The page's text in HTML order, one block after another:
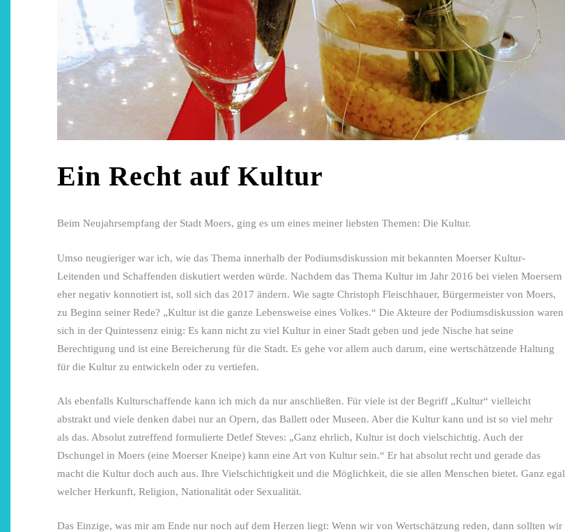
Restsommer - Kea von
Garnier
Ein Recht auf Kultur
Beim Neujahrsempfang der Stadt Moers, ging es um eines meiner liebsten Themen: Die Kultur.
Umso neugieriger war ich, wie das Thema innerhalb der Podiumsdiskussion mit bekannten Moerser Kultur-
Leitenden und Schaffenden diskutiert werden würde. Nachdem das Thema Kultur im Jahr 2016 bei vielen Moersern
eher negativ konnotiert ist, soll sich das 2017 ändern. Wie sagte Christoph Fleischhauer, Bürgermeister von Moers,
zu Beginn seiner Rede? „Kultur ist die ganze Lebensweise eines Volkes.“ Die Akteure der Podiumsdiskussion waren
sich in der Quintessenz einig: Es kann nicht zu viel Kultur in einer Stadt geben und jede Nische hat seine
Berechtigung und ist eine Bereicherung für die Stadt. Es gehe vor allem auch darum, eine wertschätzende Haltung
für die Kultur zu entwickeln oder zu vertiefen.
Als ebenfalls Kulturschaffende kann ich mich da nur anschließen. Für viele ist der Begriff „Kultur“ vielleicht
abstrakt und viele denken dabei nur an Opern, das Ballett oder Museen. Aber die Kultur kann und ist so viel mehr
als das. Absolut zutreffend formulierte Detlef Steves: „Ganz ehrlich, Kultur ist doch vielschichtig. Auch der
Dschungel in Moers (eine Moerser Kneipe) kann eine Art von Kultur sein.“ Er hat absolut recht und gerade das
macht die Kultur doch auch aus. Ihre Vielschichtigkeit und die Möglichkeit, die sie allen Menschen bietet. Ganz egal
welcher Herkunft, Religion, Nationalität oder Sexualität.
Das Einzige, was mir am Ende nur noch auf dem Herzen liegt: Wenn wir von Wertschätzung reden, dann sollten wir